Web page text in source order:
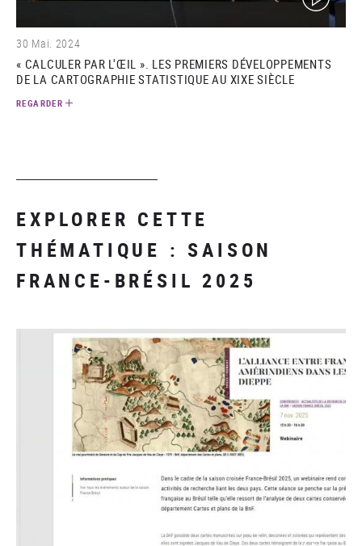
30 Mai. 2024
« CALCULER PAR L'ŒIL ». LES PREMIERS DÉVELOPPEMENTS
DE LA CARTOGRAPHIE STATISTIQUE AU XIXE SIÈCLE
REGARDER
EXPLORER CETTE
THÉMATIQUE : SAISON
FRANCE-BRÉSIL 2025